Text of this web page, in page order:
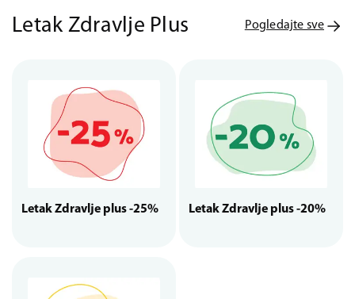
Letak Zdravlje Plus Pogledajte sve
Letak Zdravlje plus -25% Letak Zdravlje plus -20%